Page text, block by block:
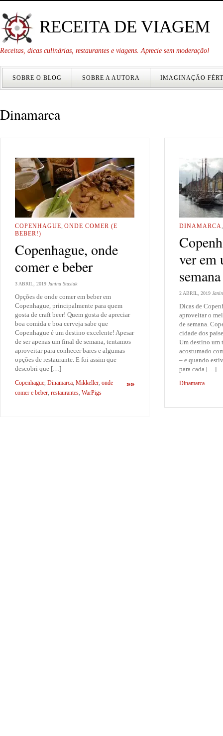
RECEITA DE VIAGEM
Receitas, dicas culinárias, restaurantes e viagens. Aprecie sem moderação!
SOBRE O BLOG SOBRE A AUTORA IMAGINAÇÃO
Dinamarca
COPENHAGUE, ONDE COMER (E
BEBER!)
Copenhague, onde
comer e beber
3 ABRIL, 2019 Janina Stasiak
Opções de onde comer em beber em
Copenhague, principalmente para quem
gosta de craft beer! Quem gosta de apreciar
boa comida e boa cerveja sabe que
Copenhague é um destino excelente! Apesar
de ser apenas um final de semana, tentamos
aproveitar para conhecer bares e algumas
opções de restaurante. E foi assim que
descobri que […]
»»
Copenhague, Dinamarca, Mikkeller, onde
comer e beber, restaurantes, WarPigs
DINAMARCA
ver em
semana
2 ABRIL, 2019
Dicas de
aproveitar o
de semana.
cidade dos
Um destino um
acostumado
– e quando
para cada […]
Dinamarca